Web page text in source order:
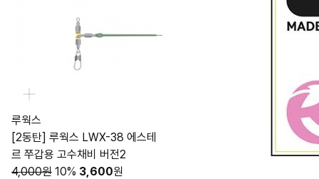
루웍스
[2동탄] 루웍스 LWX-38 에스테
르 쭈갑용 고수채비 버전2
4,000원 10% 3,600원